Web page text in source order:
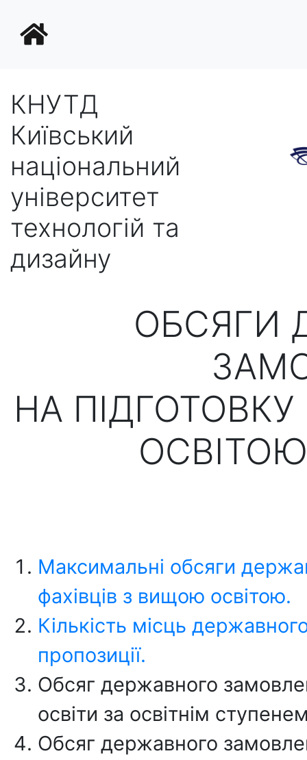
КНУТД
Київський
національний
університет
технологій та
дизайну
ОБСЯГИ
НА
Максимальні обсяги
фахівців з вищою освітою.
Кількість місць
пропозиції.
Обсяг державного
освіти за освітнім
Обсяг державного